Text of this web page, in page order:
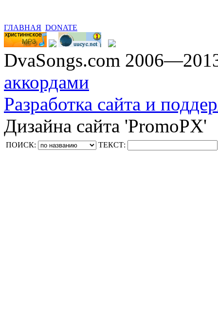
ГЛАВНАЯ DONATE
DvaSongs.com
аккордами
Разработка сайта и
Дизайна сайта 'PromoPX'
ПОИСК: ТЕКСТ: